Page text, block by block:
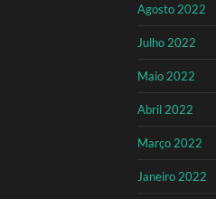
Agosto 2022
Julho 2022
Maio 2022
Abril 2022
Março 2022
Janeiro 2022